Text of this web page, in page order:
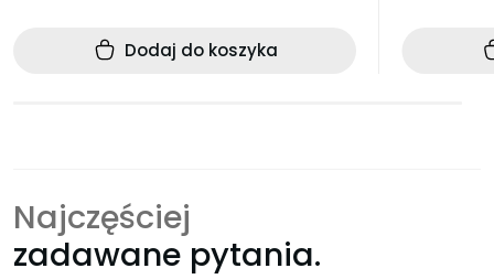
Dodaj do koszyka
Najczęściej
zadawane pytania.